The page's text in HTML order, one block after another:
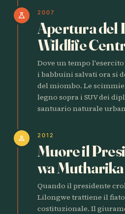
science 2007
Apertura del
Wildlife
Dove un tempo
i babbuini salvati ora si
del miombo. Le
legno sopra i SUV dei
santuario naturale
person 2012
Muore il
wa Mutharika
Quando il presidente
Lilongwe trattiene il
costituzionale. Il